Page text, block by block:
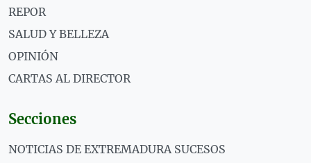
REPOR
SALUD Y BELLEZA
OPINIÓN
CARTAS AL DIRECTOR
Secciones
NOTICIAS DE EXTREMADURA SUCESOS